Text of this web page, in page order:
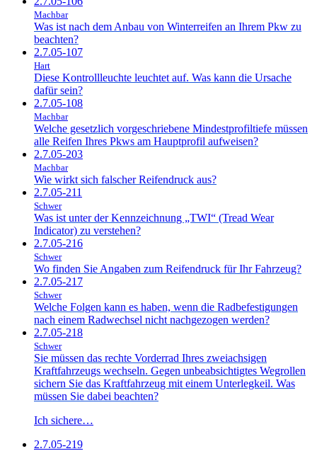
Machbar
Was ist nach dem Anbau von Winterreifen an Ihrem Pkw zu
beachten?
2.7.05-107
Hart
Diese Kontrollleuchte leuchtet auf. Was kann die Ursache
dafür sein?
2.7.05-108
Machbar
Welche gesetzlich vorgeschriebene Mindestprofiltiefe müssen
alle Reifen Ihres Pkws am Hauptprofil aufweisen?
2.7.05-203
Machbar
Wie wirkt sich falscher Reifendruck aus?
2.7.05-211
Schwer
Was ist unter der Kennzeichnung „TWI“ (Tread Wear
Indicator) zu verstehen?
2.7.05-216
Schwer
Wo finden Sie Angaben zum Reifendruck für Ihr Fahrzeug?
2.7.05-217
Schwer
Welche Folgen kann es haben, wenn die Radbefestigungen
nach einem Radwechsel nicht nachgezogen werden?
2.7.05-218
Schwer
Sie müssen das rechte Vorderrad Ihres zweiachsigen
Kraftfahrzeugs wechseln. Gegen unbeabsichtigtes Wegrollen
sichern Sie das Kraftfahrzeug mit einem Unterlegkeil. Was
müssen Sie dabei beachten?
Ich sichere…
2.7.05-219